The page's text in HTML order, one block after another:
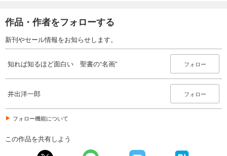
作品・作者をフォローする
新刊やセール情報をお知らせします。
知れば知るほど面白い 聖書の“名画” フォロー
井出洋一郎 フォロー
フォロー機能について
この作品を共有しよう